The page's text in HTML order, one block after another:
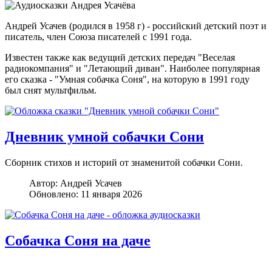
Андрей Усачев (родился в 1958 г) - российский детский поэт и
писатель, член Союза писателей с 1991 года.
Известен также как ведущий детских передач "Веселая
радиокомпания" и "Летающий диван". Наиболее популярная
его сказка - "Умная собачка Соня", на которую в 1991 году
был снят мультфильм.
Дневник умной собачки Сони
Сборник стихов и историй от знаменитой собачки Сони.
Автор: Андрей Усачев
Обновлено: 11 января 2026
Собачка Соня на даче